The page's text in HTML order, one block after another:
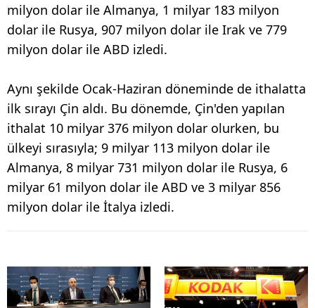
milyon dolar ile Almanya, 1 milyar 183 milyon
dolar ile Rusya, 907 milyon dolar ile Irak ve 779
milyon dolar ile ABD izledi.
Aynı şekilde Ocak-Haziran döneminde de ithalatta
ilk sırayı Çin aldı. Bu dönemde, Çin'den yapılan
ithalat 10 milyar 376 milyon dolar olurken, bu
ülkeyi sırasıyla; 9 milyar 113 milyon dolar ile
Almanya, 8 milyar 731 milyon dolar ile Rusya, 6
milyar 61 milyon dolar ile ABD ve 3 milyar 856
milyon dolar ile İtalya izledi.